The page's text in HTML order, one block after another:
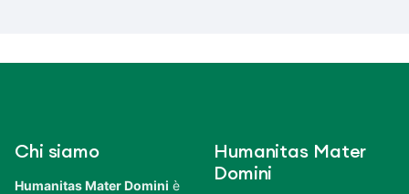
Chi siamo
Humanitas Mater Domini è
Humanitas Mater
Domini